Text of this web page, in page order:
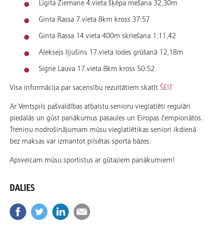
Ginta Rassa 7.vieta 8km kross 37:57
Ginta Rassa 14.vieta 400m skriešana 1:11,42
Aleksejs Iļjušins 17.vieta lodes grūšanā 12,18m
Signe Lauva 17.vieta 8km kross 50:52
Visa informācija par sacensību rezultātiem skatītŠEIT
Ar Ventspils pašvaldības atbalstu senioru vieglatlēti regulāri
piedalās un gūst panākumus pasaules un Eiropas čempionātos.
Treniņu nodrošinājumam mūsu vieglatlētikas seniori ikdienā
bez maksas var izmantot pilsētas sporta bāzes.
Apsveicam mūsu sportistus ar gūtajiem panākumiem!
DALIES